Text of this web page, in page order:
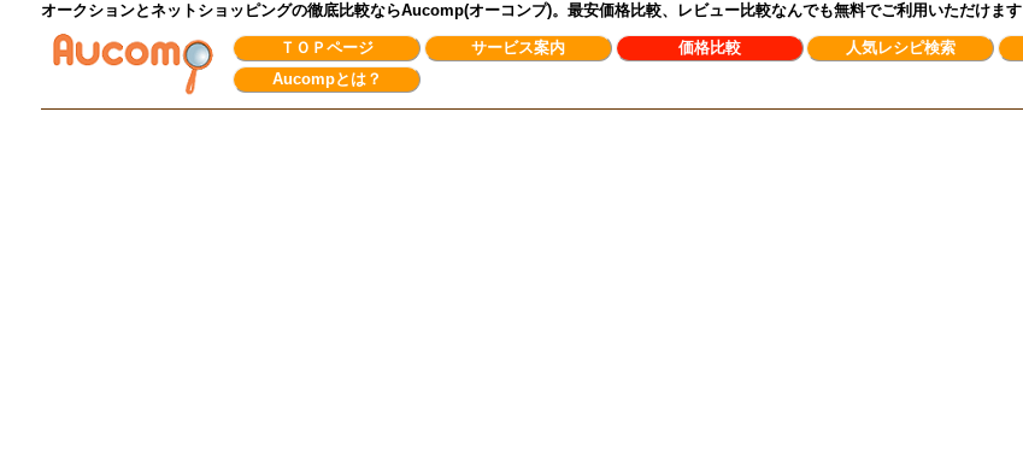
オークションとネットショッピングの徹底比較ならAucomp(オーコンプ)。最安価格比較、レビュー比較なんでも無料でご利用いただけます
ＴＯＰページ サービス案内 価格比較 人気レシピ検索
Aucompとは？